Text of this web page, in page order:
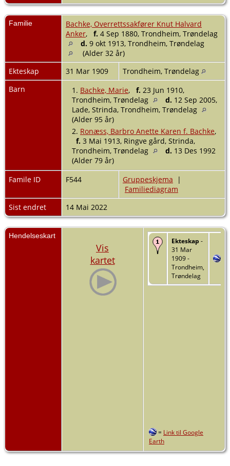
Familie
Bachke, Overrettssakfører Knut Halvard
Anker, f. 4 Sep 1880, Trondheim, Trøndelag
d. 9 okt 1913, Trondheim, Trøndelag
(Alder 32 år)
Ekteskap
31 Mar 1909
Trondheim, Trøndelag
Barn
1. Bachke, Marie, f. 23 Jun 1910,
Trondheim, Trøndelag
d. 12 Sep 2005,
Lade, Strinda, Trondheim, Trøndelag
(Alder 95 år)
2. Ronæss, Barbro Anette Karen f. Bachke,
f. 3 Mai 1913, Ringve gård, Strinda,
Trondheim, Trøndelag
d. 13 Des 1992
(Alder 79 år)
Famile ID
F544 Gruppeskjema |
Familiediagram
Sist endret
14 Mai 2022
Hendelseskart
Vis
kartet
Ekteskap -
31 Mar
1909 -
Trondheim,
Trøndelag
= Link til Google
Earth